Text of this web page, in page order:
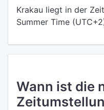
Krakau liegt in der
Summer Time
Wann ist die